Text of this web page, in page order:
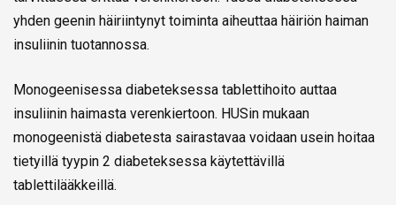
yhden geenin häiriintynyt toiminta aiheuttaa häiriön haiman
insuliinin tuotannossa.
Monogeenisessa diabeteksessa tablettihoito auttaa
insuliinin haimasta verenkiertoon. HUSin mukaan
monogeenistä diabetesta sairastavaa voidaan usein hoitaa
tietyillä tyypin 2 diabeteksessa käytettävillä
tablettilääkkeillä.